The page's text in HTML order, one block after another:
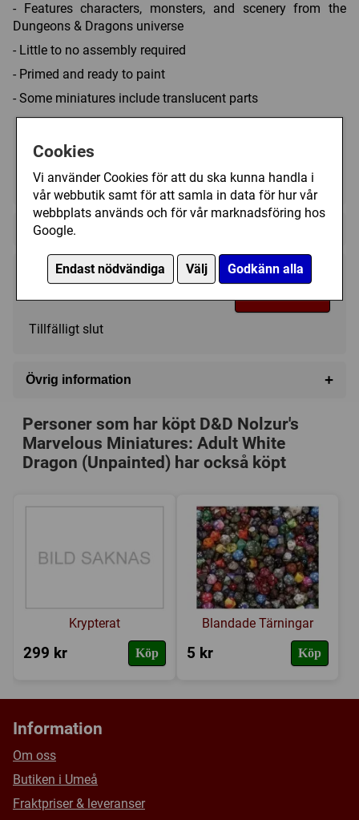
Cookies
Vi använder Cookies för att du ska kunna handla i
vår webbutik samt för att samla in data för hur vår
webbplats används och för vår marknadsföring hos
Google.
Endast nödvändiga Välj Godkänn alla
- Features characters, monsters, and scenery from the
Dungeons & Dragons universe
- Little to no assembly required
- Primed and ready to paint
- Some miniatures include translucent parts
? ? ?
995 kr Bevaka
Tillfälligt slut
Övrig information +
Kategori: Miniatyrer,Figurer,Rollspel / Berättande
Tillverkare: Wizards of the Coast
Wizkids
Personer som har köpt D&D Nolzur's
Marvelous Miniatures: Adult White
Dragon (Unpainted) har också köpt
Krypterat
299 kr Köp
Blandade Tärningar
5 kr Köp
Information
Om oss
Butiken i Umeå
Fraktpriser & leveranser